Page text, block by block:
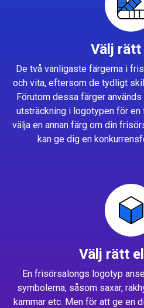
Välj
De två vanligaste färgerna i
och vita, eftersom de tydligt
Förutom dessa färger
utsträckning i logotypen för en
välja en annan färg om din
kan ge dig en
Välj rätt
En frisörsalongs logotyp
symbolerna, såsom saxar,
kammar etc. Men för att ge en